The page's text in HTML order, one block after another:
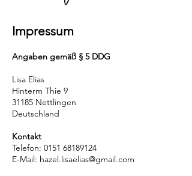
Impressum
Angaben gemäß § 5 DDG
Lisa Elias
Hinterm Thie 9
31185 Nettlingen
Deutschland
Kontakt
Telefon: 0151 68189124
E-Mail: hazel.lisaelias@gmail.com